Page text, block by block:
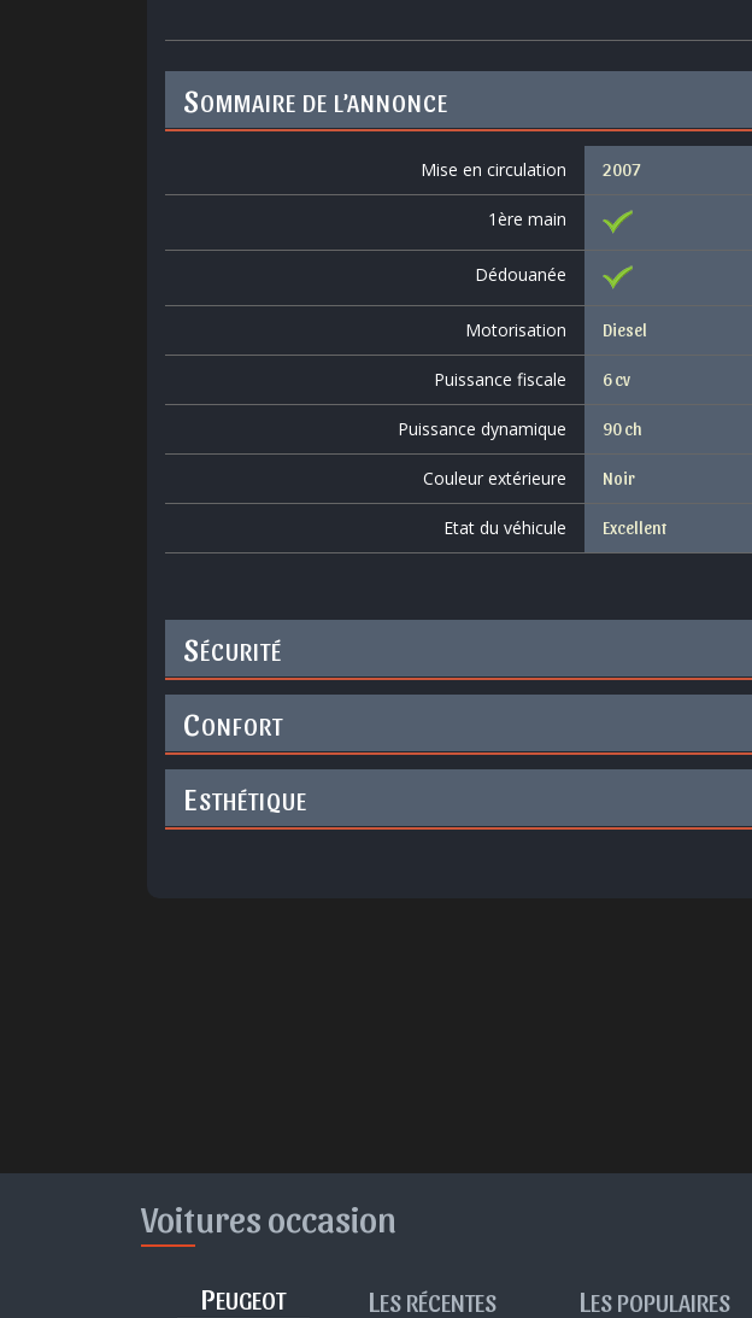
SOMMAIRE DE L’ANNONCE
Mise en circulation 2007
1ère main
Dédouanée
Motorisation Diesel
Puissance fiscale 6 cv
Puissance dynamique 90 ch
Couleur extérieure Noir
Etat du véhicule Excellent
SÉCURITÉ
CONFORT
ESTHÉTIQUE
Voitures occasion
PEUGEOT L ES RÉCENTES L ES POPULAIRES